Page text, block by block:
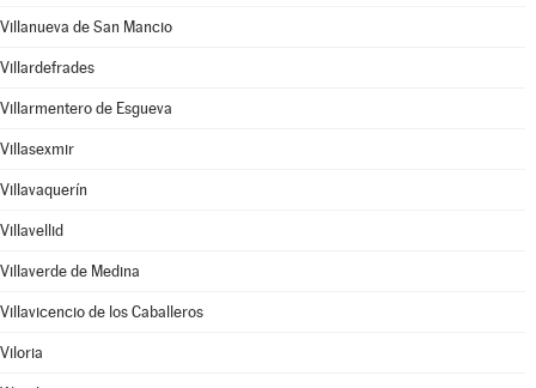
Villanueva de San Mancio
Villardefrades
Villarmentero de Esgueva
Villasexmir
Villavaquerín
Villavellid
Villaverde de Medina
Villavicencio de los Caballeros
Viloria